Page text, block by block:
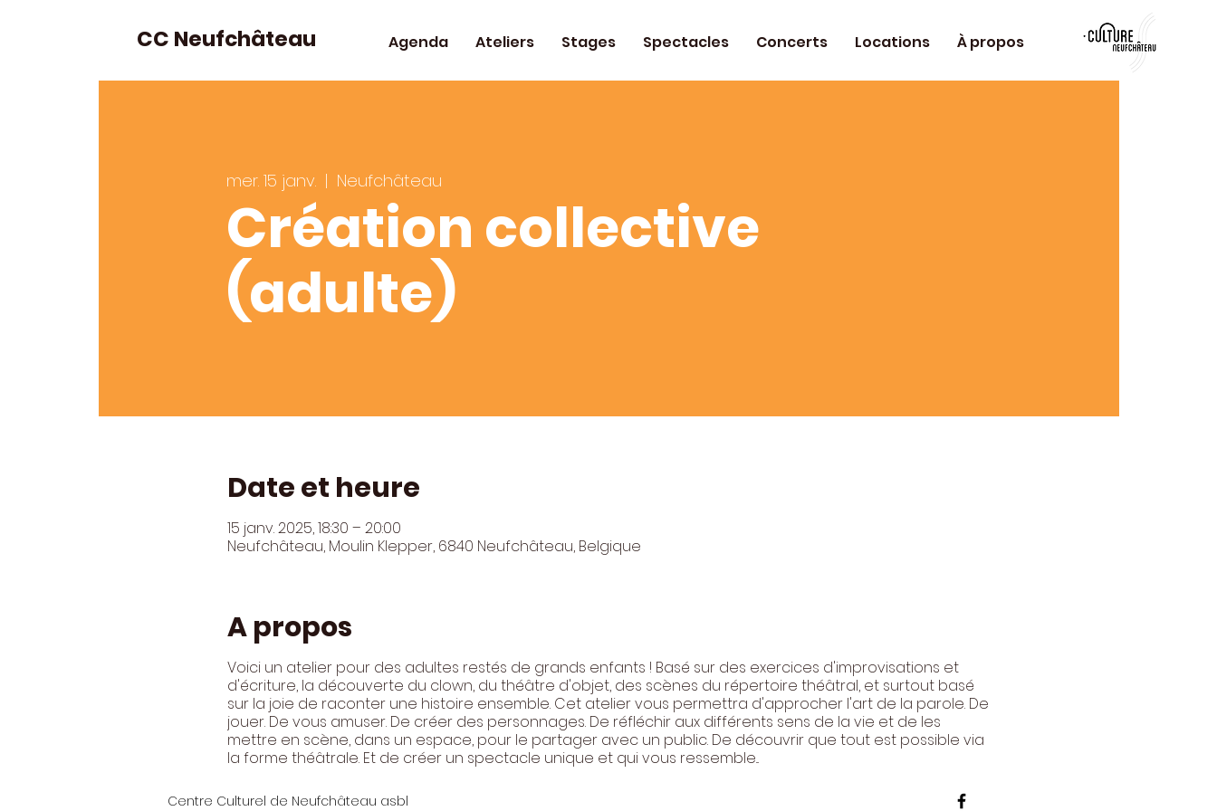
CC Neufchâteau Agenda Ateliers Stages Spectacles Concerts Locations À propos
mer. 15 janv.
  |
Neufchâteau
Création collective
(adulte)
Date et heure
15 janv. 2025, 18:30 – 20:00
Neufchâteau, Moulin Klepper, 6840 Neufchâteau, Belgique
A propos
Voici un atelier pour des adultes restés de grands enfants ! Basé sur des exercices d'improvisations et
d'écriture, la découverte du clown, du théâtre d'objet, des scènes du répertoire théâtral, et surtout basé
sur la joie de raconter une histoire ensemble. Cet atelier vous permettra d'approcher l'art de la parole. De
jouer. De vous amuser. De créer des personnages. De réfléchir aux différents sens de la vie et de les
mettre en scène, dans un espace, pour le partager avec un public. De découvrir que tout est possible via
la forme théâtrale. Et de créer un spectacle unique et qui vous ressemble...
Centre Culturel de Neufchâteau asbl